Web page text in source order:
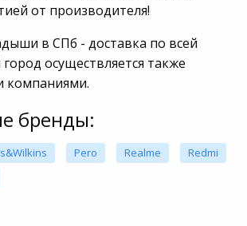
от производителя!
в СПб - доставка по всей
осуществляется также
компаниями.
бренды:
Pero Realme
Redmi